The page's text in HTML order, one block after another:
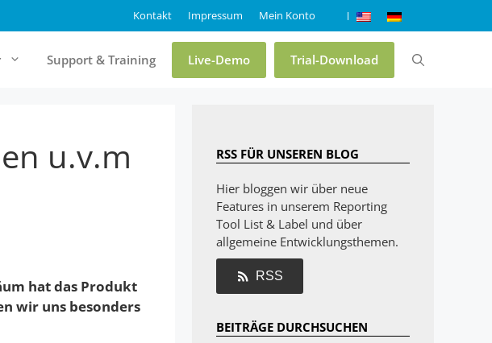
Kontakt Impressum Mein Konto
& Ressourcen Preise & Editionen
Online-Demo Report Server
Trial List & Label
Trial Report Server
FAQ
Support & Training Live-Demo Trial-Download
u.v.m
hat das Produkt
wir uns besonders
RSS FÜR UNSEREN BLOG
Hier bloggen wir über neue
Features in unserem Reporting
Tool List & Label und über
allgemeine Entwicklungsthemen.
RSS
BEITRÄGE DURCHSUCHEN